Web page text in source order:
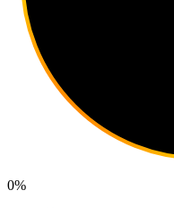
0%